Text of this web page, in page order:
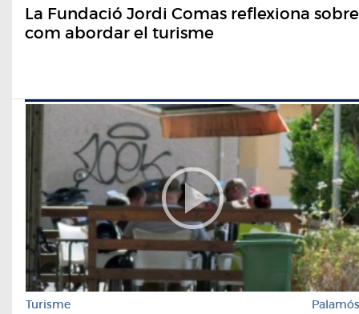
La Fundació Jordi Comas reflexiona sobre
com abordar el turisme
Turisme Palamós